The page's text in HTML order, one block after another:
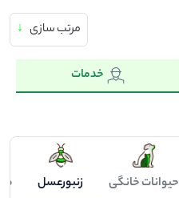
مرتب سازی ↓
خدمات
حیوانات خانگی زنبورعسل